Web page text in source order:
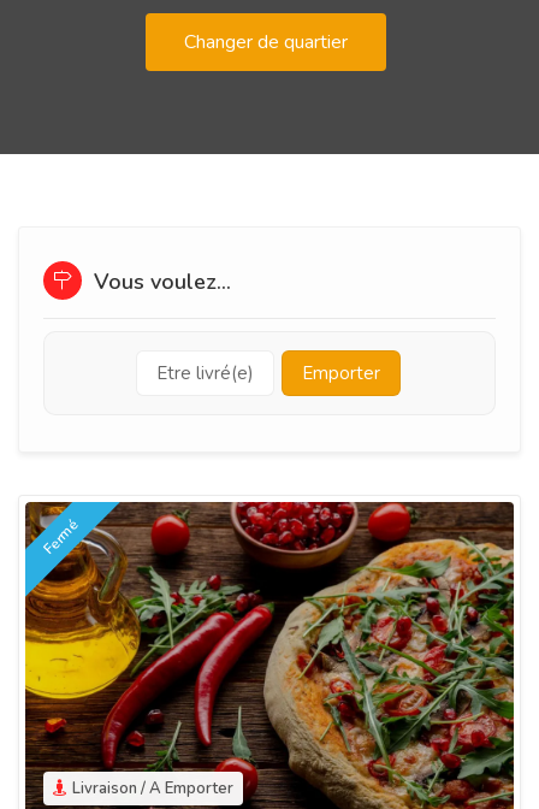
Changer de quartier
Vous voulez...
Etre livré(e) Emporter
Livraison / A Emporter
Fermé